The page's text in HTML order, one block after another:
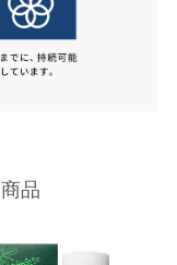
品